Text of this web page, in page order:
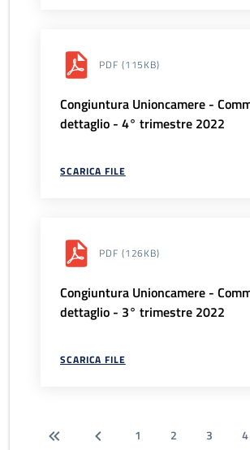
PDF (115KB)
Congiuntura Unioncamere -
dettaglio - 4° trimestre 2022
SCARICA FILE
PDF (126KB)
Congiuntura Unioncamere -
dettaglio - 3° trimestre 2022
SCARICA FILE
1 2 3 4